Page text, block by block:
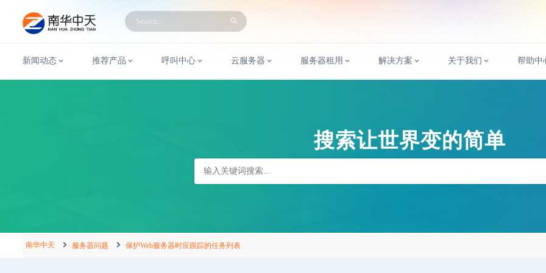
新闻动态 推荐产品 呼叫中心 云服务器 服务器租用 解决方案 关于我们 帮助中
搜索让世界变的简单
南华中天 服务器问题 保护Web服务器时应跟踪的任务列表